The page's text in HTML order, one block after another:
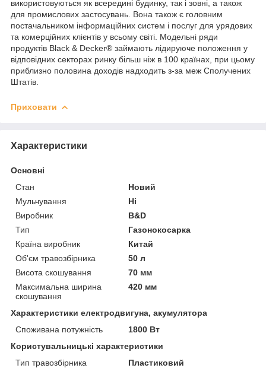
використовуються як всередині будинку, так і зовні, а також
для промислових застосувань. Вона також є головним
постачальником інформаційних систем і послуг для урядових
та комерційних клієнтів у всьому світі. Модельні ряди
продуктів Black & Decker® займають лідируюче положення у
відповідних секторах ринку більш ніж в 100 країнах, при цьому
приблизно половина доходів надходить з-за меж Сполучених
Штатів.
Приховати
Характеристики
Основні
Стан
Новий
Мульчування
Ні
Виробник
B&D
Тип
Газонокосарка
Країна виробник
Китай
Об'єм травозбірника
50 л
Висота скошування
70 мм
Максимальна ширина
скошування
420 мм
Характеристики електродвигуна, акумулятора
Споживана потужність
1800 Вт
Користувальницькі характеристики
Тип травозбірника
Пластиковий